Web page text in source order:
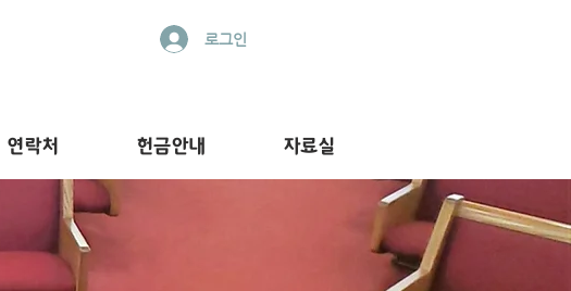
로그인
연락처 헌금안내 자료실